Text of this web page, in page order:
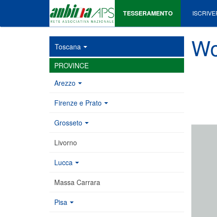
TESSERAMENTO
Toscana
PROVINCE
Arezzo
Firenze e Prato
Grosseto
Livorno
Lucca
Massa Carrara
Pisa